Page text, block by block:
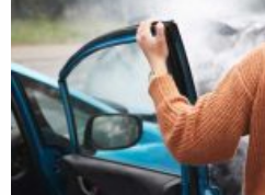
פגע וברח. כפי שניתן
בהם התאונה מאוד
וכל שצריך או לדאוג
ויש מקרים בהם הנסיבות מעט
את עצם הזכאות ואת